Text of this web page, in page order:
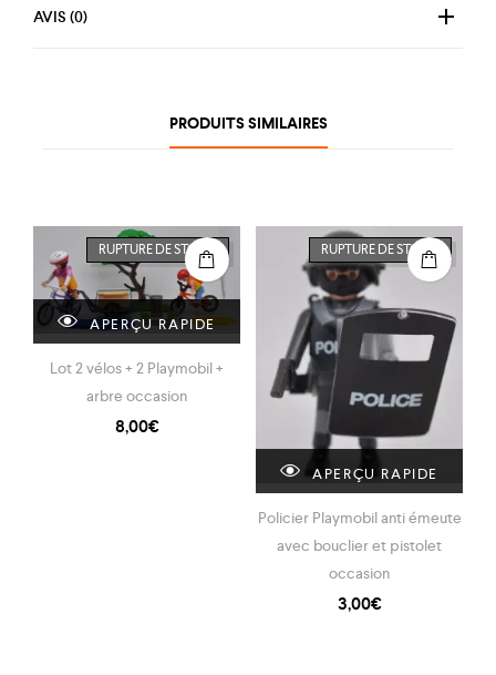
AVIS (0)
PRODUITS SIMILAIRES
RUPTURE DE STOCK
APERÇU RAPIDE
Lot 2 vélos + 2 Playmobil +
arbre occasion
8,00€
RUPTURE DE STOCK
APERÇU RAPIDE
Policier Playmobil anti émeute
avec bouclier et pistolet
occasion
3,00€